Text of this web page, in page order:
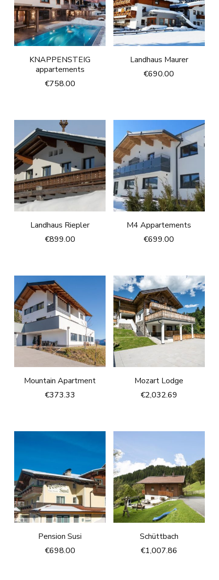
KNAPPENSTEIG
appartements
€758.00
Landhaus Maurer
€690.00
Landhaus Riepler
€899.00
M4 Appartements
€699.00
Mountain Apartment
€373.33
Mozart Lodge
€2,032.69
Pension Susi
€698.00
Schüttbach
€1,007.86